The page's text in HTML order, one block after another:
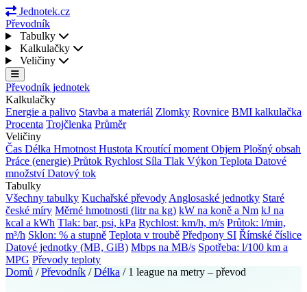
Jednotek.cz
Převodník
Tabulky
Kalkulačky
Veličiny
Převodník jednotek
Kalkulačky
Energie a palivo Stavba a materiál Zlomky Rovnice BMI kalkulačka
Procenta Trojčlenka Průměr
Veličiny
Čas Délka Hmotnost Hustota Kroutící moment Objem Plošný obsah
Práce (energie) Průtok Rychlost Síla Tlak Výkon Teplota Datové
množstvíDatový tok
Tabulky
Všechny tabulky Kuchařské převody Anglosaské jednotky Staré
české míry Měrné hmotnosti (litr na kg) kW na koně a Nm kJ na
kcal a kWh Tlak: bar, psi, kPa Rychlost: km/h, m/s Průtok: l/min,
m³/h Sklon: % a stupně Teplota v troubě Předpony SI Římské číslice
Datové jednotky (MB, GiB) Mbps na MB/s Spotřeba: l/100 km a
MPG Převody teploty
Domů / Převodník / Délka / 1 league na metry – převod